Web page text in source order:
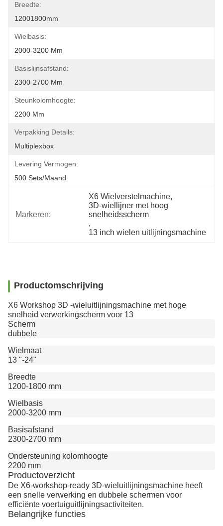
Breedte:
12001800mm
Wielbasis:
2000-3200 Mm
Basislijnsafstand:
2300-2700 Mm
Steunkolomhoogte:
2200 Mm
Verpakking Details:
Multiplexbox
Levering Vermogen:
500 Sets/maand
Markeren:
X6 Wielverstelmachine,
3D-wiellijner met hoog
snelheidsscherm
,
13 inch wielen uitlijningsmachine
Productomschrijving
X6 Workshop 3D -wieluitlijningsmachine met hoge
snelheid verwerkingscherm voor 13
Scherm
dubbele
Wielmaat
13 "-24"
Breedte
1200-1800 mm
Wielbasis
2000-3200 mm
Basisafstand
2300-2700 mm
Ondersteuning kolomhoogte
2200 mm
Productoverzicht
De X6-workshop-ready 3D-wieluitlijningsmachine heeft
een snelle verwerking en dubbele schermen voor
efficiënte voertuiguitlijningsactiviteiten.
Belangrijke functies